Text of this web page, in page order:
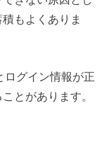
もよくありま
ログイン情報が正
とがあります。